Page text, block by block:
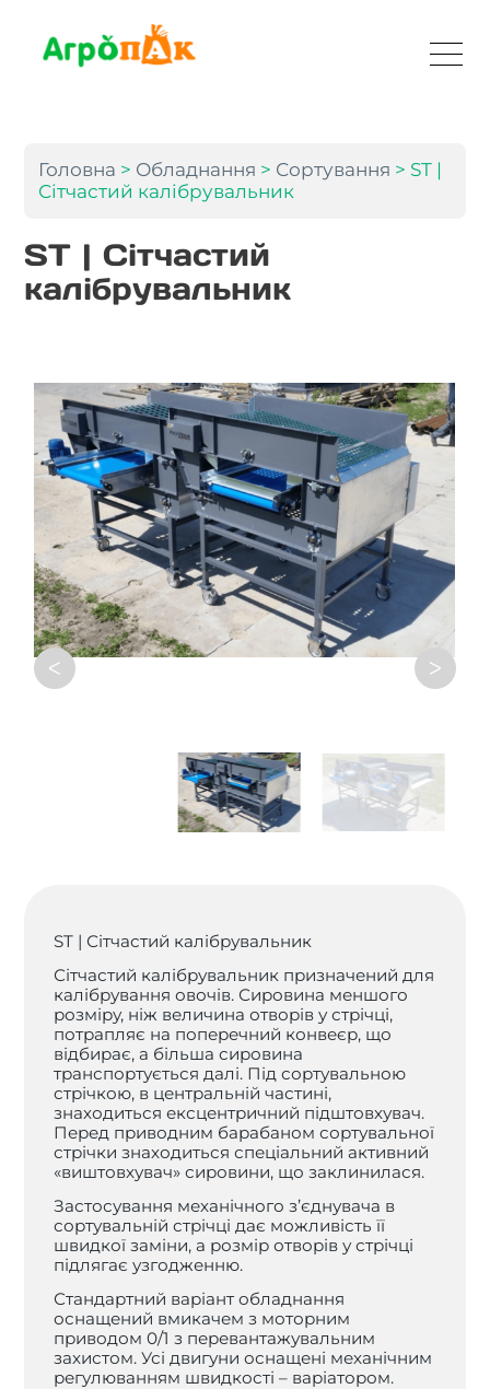
Головна > Обладнання > Сортування > ST |
Сітчастий калібрувальник
ST | Сітчастий
калібрувальник
ᐳ
ᐸ
ST | Сітчастий калібрувальник
Сітчастий калібрувальник призначений для
калібрування овочів. Сировина меншого
розміру, ніж величина отворів у стрічці,
потрапляє на поперечний конвеєр, що
відбирає, а більша сировина
транспортується далі. Під сортувальною
стрічкою, в центральній частині,
знаходиться ексцентричний підштовхувач.
Перед приводним барабаном сортувальної
стрічки знаходиться спеціальний активний
«виштовхувач» сировини, що заклинилася.
Застосування механічного з’єднувача в
сортувальній стрічці дає можливість її
швидкої заміни, а розмір отворів у стрічці
підлягає узгодженню.
Стандартний варіант обладнання
оснащений вмикачем з моторним
приводом 0/1 з перевантажувальним
захистом. Усі двигуни оснащені механічним
регулюванням швидкості – варіатором.